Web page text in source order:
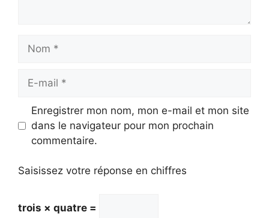
mail
Enregistrer mon nom, mon e-mail et mon site
dans le navigateur pour mon prochain
commentaire.
Saisissez votre réponse en chiffres
trois × quatre =